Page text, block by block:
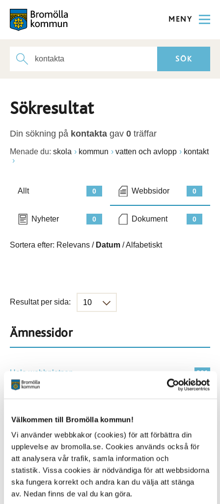
Välkommen till Bromölla kommun!
Vi använder webbkakor (cookies) för att förbättra din
upplevelse av bromolla.se. Cookies används också för
att analysera vår trafik, samla information och
statistik. Vissa cookies är nödvändiga för att webbsidorna
ska fungera korrekt och andra kan du välja att stänga
av. Nedan finns de val du kan göra.
MENY
Sökresultat
Din sökning på kontakta gav 0 träffar
Menade du: skola kommun vatten och avlopp kontakt
0
Allt 0
Webbsidor
0
Nyheter 0
Dokument
Sortera efter: Relevans / Datum /Alfabetiskt
Resultat per sida:
Ämnessidor
901
Hela webbplatsen
901
Alla platser